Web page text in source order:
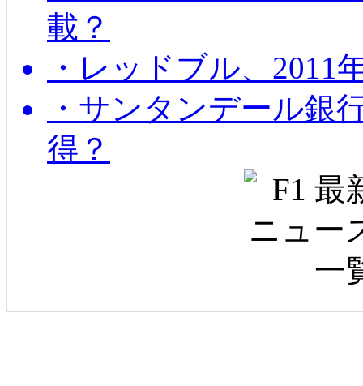
載？
・レッドブル、2011
・サンタンデール銀
得？